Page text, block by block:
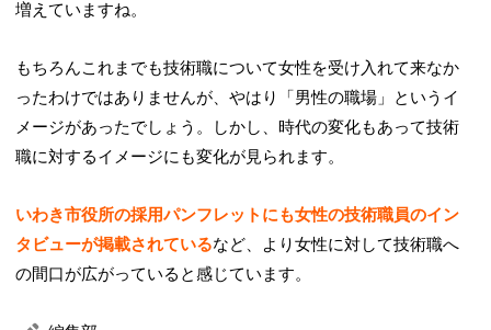
増えていますね。
もちろんこれまでも技術職について女性を受け入れて来なか
ったわけではありませんが、やはり「男性の職場」というイ
メージがあったでしょう。しかし、時代の変化もあって技術
職に対するイメージにも変化が見られます。
いわき市役所の採用パンフレットにも女性の技術職員のイン
タビューが掲載されているなど、より女性に対して技術職へ
の間口が広がっていると感じています。